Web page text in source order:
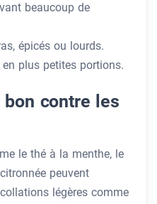
beaucoup de
épicés ou lourds.
plus petites portions.
bon contre les
le thé à la menthe, le
peuvent
légères comme